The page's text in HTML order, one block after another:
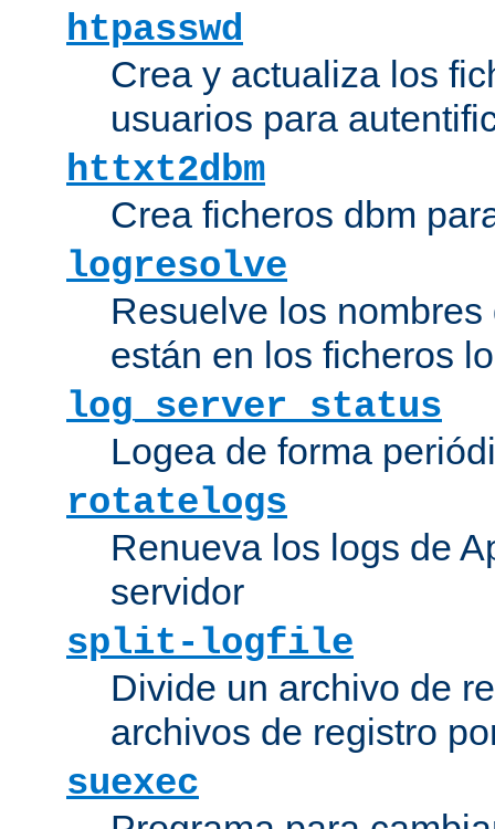
htpasswd
Crea y actualiza los
usuarios para
httxt2dbm
Crea ficheros dbm
logresolve
Resuelve los
están en los ficheros
log_server_status
Logea de forma
rotatelogs
Renueva los logs de
servidor
split-logfile
Divide un archivo de
archivos de registro
suexec